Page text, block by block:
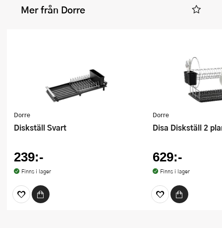
Mer från Dorre
Dorre
Diskställ Svart
239:-
Finns i lager
Dorre
Disa Diskställ 2
629:-
Finns i lager